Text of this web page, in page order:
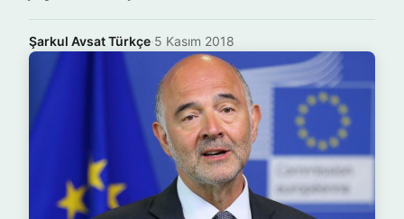
Şarkul Avsat Türkçe·5 Kasım 2018